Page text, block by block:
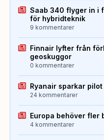
Saab 340 flyger in i
för hybridteknik
9 kommentarer
Finnair lyfter från
geoskuggor
0 kommentarer
Ryanair sparkar
24 kommentarer
Europa behöver fler
4 kommentarer